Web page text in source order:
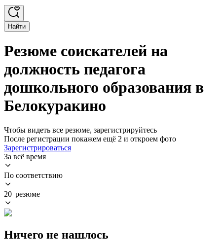
Найти
Резюме соискателей на
должность педагога
дошкольного образования в
Белокуракино
Чтобы видеть все резюме, зарегистрируйтесь
После регистрации покажем ещё 2 и откроем фото
Зарегистрироваться
За всё время
По соответствию
20 резюме
Ничего не нашлось